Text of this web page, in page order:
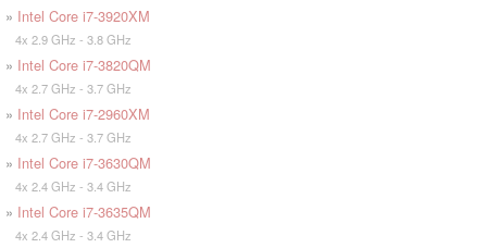
» Intel Core i7-3920XM
4x 2.9 GHz - 3.8 GHz
» Intel Core i7-3820QM
4x 2.7 GHz - 3.7 GHz
» Intel Core i7-2960XM
4x 2.7 GHz - 3.7 GHz
» Intel Core i7-3630QM
4x 2.4 GHz - 3.4 GHz
» Intel Core i7-3635QM
4x 2.4 GHz - 3.4 GHz